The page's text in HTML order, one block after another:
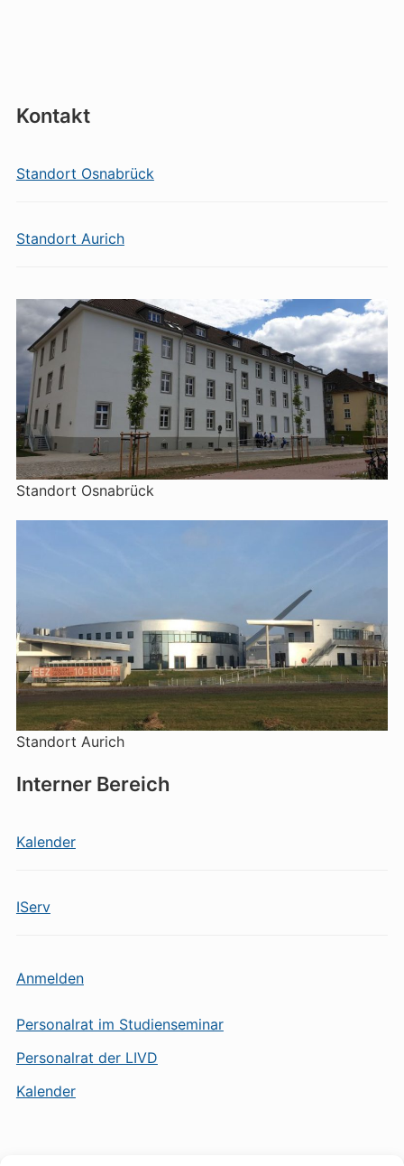
Kontakt
Standort Osnabrück
Standort Aurich
Standort Osnabrück
Standort Aurich
Interner Bereich
Kalender
IServ
Anmelden
Personalrat im Studienseminar
Personalrat der LIVD
Kalender